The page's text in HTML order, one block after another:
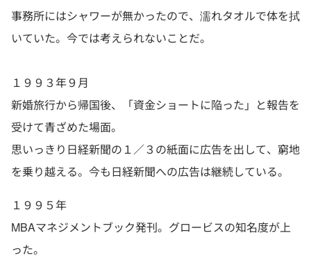
事務所にはシャワーが無かったので、濡れタオルで体を拭
いていた。今では考えられないことだ。
１９９３年９月
新婚旅行から帰国後、「資金ショートに陥った」と報告を
受けて青ざめた場面。
思いっきり日経新聞の１／３の紙面に広告を出して、窮地
を乗り越える。今も日経新聞への広告は継続している。
１９９５年
MBAマネジメントブック発刊。グロービスの知名度が上
った。